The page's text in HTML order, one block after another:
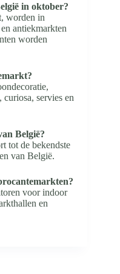
in oktober?
worden in
antiekmarkten
worden
curiosa, servies en
België?
tot de bekendste
van België.
voor indoor
en